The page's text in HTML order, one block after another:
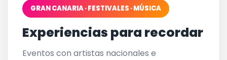
GRAN CANARIA · FESTIVALES · MÚSICA
Experiencias para recordar
Eventos con artistas nacionales e